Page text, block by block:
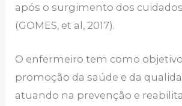
após o surgimento dos
(GOMES, et al, 2017).
O enfermeiro tem como
promoção da saúde e da
atuando na prevenção e